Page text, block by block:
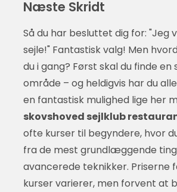
Næste Skridt
Så du har besluttet dig for: "Jeg
sejle!" Fantastisk valg! Men
du i gang? Først skal du finde en
område – og heldigvis har du
en fantastisk mulighed lige her
skovshoved sejlklub
ofte kurser til begyndere, hvor
fra de mest grundlæggende
avancerede teknikker. Priserne
kurser varierer, men forvent at